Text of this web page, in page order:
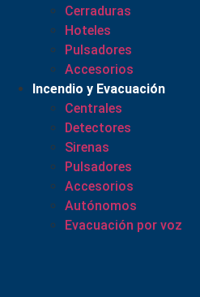
Cerraduras
Hoteles
Pulsadores
Accesorios
Incendio y Evacuación
Centrales
Detectores
Sirenas
Pulsadores
Accesorios
Autónomos
Evacuación por voz